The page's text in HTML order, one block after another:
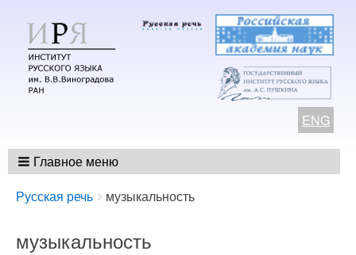
ENG
Главное меню
Breadcrumbs
You
here:
Русская речь музыкальность
музыкальность